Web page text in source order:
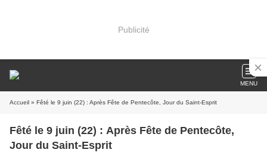
Publicité
MENU
Accueil » Fêté le 9 juin (22) : Après Fête de Pentecôte, Jour du Saint-Esprit
Fêté le 9 juin (22) : Après Fête de Pentecôte,
Jour du Saint-Esprit